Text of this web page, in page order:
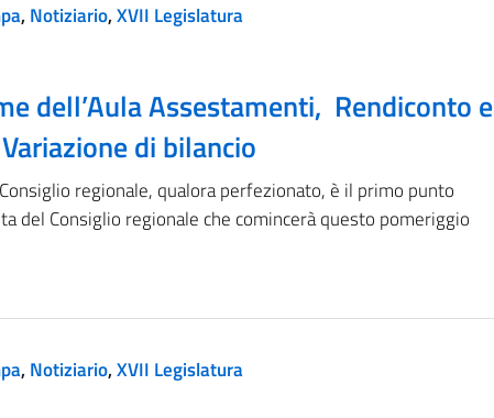
,Notiziario,XVII Legislatura
dell’Aula Assestamenti, Rendiconto e
Variazione di bilancio
regionale, qualora perfezionato, è il primo punto
del Consiglio regionale che comincerà questo pomeriggio
,Notiziario,XVII Legislatura